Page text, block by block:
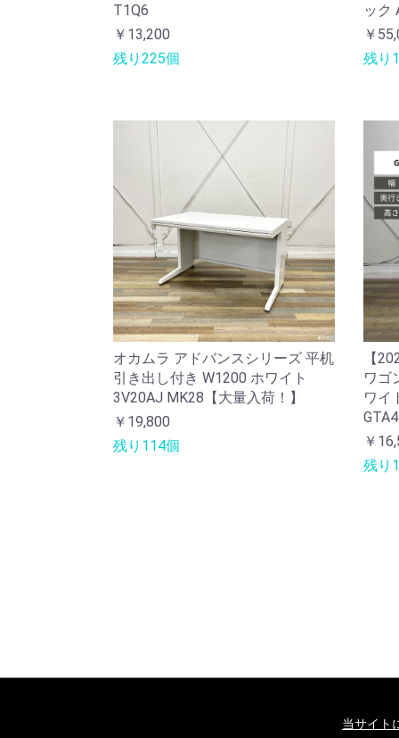
T1Q6
￥13,200
残り225個
ック
￥
残り
オカムラ アドバンスシリーズ 平机
引き出し付き W1200 ホワイト
3V20AJ MK28【大量入荷！】
￥19,800
残り114個
【
ワゴ
ワイ
￥
残り
当サイト